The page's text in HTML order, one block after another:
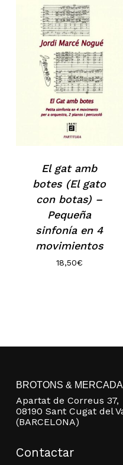
El gat amb
botes (El gato
con botas) –
Pequeña
sinfonía en 4
movimientos
18,50€
BROTONS &
Apartat de Correus 37,
08190 Sant Cugat del
(BARCELONA)
Contactar